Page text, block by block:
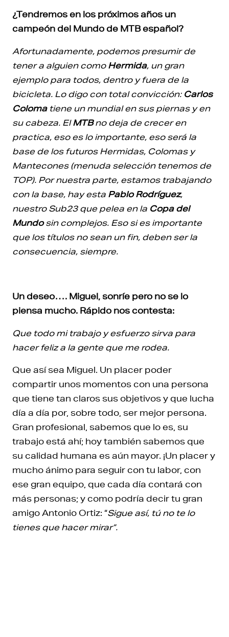
¿Tendremos en los próximos años un
campeón del Mundo de MTB español?
Afortunadamente, podemos presumir de
tener a alguien comoHermida, un gran
ejemplo para todos, dentro y fuera de la
bicicleta. Lo digo con total convicción: Carlos
Colomatiene un mundial en sus piernas y en
su cabeza. ElMTBno deja de crecer en
practica, eso es lo importante, eso será la
base de los futuros Hermidas, Colomas y
Mantecones (menuda selección tenemos de
TOP). Por nuestra parte, estamos trabajando
con la base, hay esta Pablo Rodríguez,
nuestro Sub23 que pelea en la Copa del
Mundosin complejos. Eso si es importante
que los títulos no sean un fin, deben ser la
consecuencia, siempre.
Un deseo…. Miguel, sonríe pero no se lo
piensa mucho. Rápido nos contesta:
Que todo mi trabajo y esfuerzo sirva para
hacer feliz a la gente que me rodea.
Que así sea Miguel. Un placer poder
compartir unos momentos con una persona
que tiene tan claros sus objetivos y que lucha
día a día por, sobre todo, ser mejor persona.
Gran profesional, sabemos que lo es, su
trabajo está ahí; hoy también sabemos que
su calidad humana es aún mayor. ¡Un placer y
mucho ánimo para seguir con tu labor, con
ese gran equipo, que cada día contará con
más personas; y como podría decir tu gran
amigo Antonio Ortiz: “Sigue así, tú no te lo
tienes que hacer mirar”.